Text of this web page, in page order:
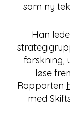
som ny
Han
forskning,
løse
Rapporten
med